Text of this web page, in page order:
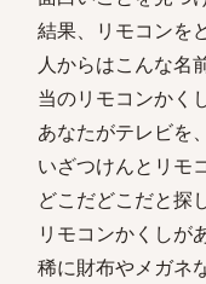
結果、リモコンを
人からはこんな名
当のリモコンかく
あなたがテレビを
いざつけんとリモ
どこだどこだと探
リモコンかくしが
稀に財布やメガネ